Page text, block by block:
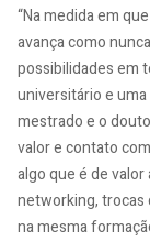
“Na medida em
avança como
possibilidades em
universitário e
mestrado e o
valor e contato
algo que é de
networking, trocas
na mesma